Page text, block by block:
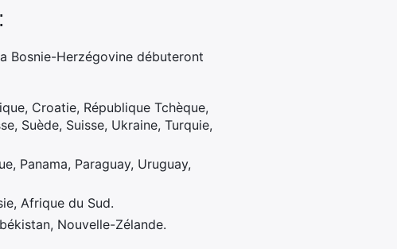
Bosnie-Herzégovine débuteront
Croatie, République Tchèque,
Suède, Suisse, Ukraine, Turquie,
Panama, Paraguay, Uruguay,
Afrique du Sud.
Nouvelle-Zélande.